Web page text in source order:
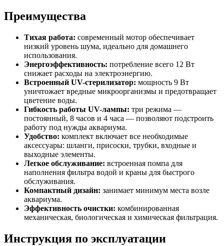
Преимущества
Тихая работа: современный мотор обеспечивает
низкий уровень шума, идеально для домашнего
использования.
Энергоэффективность: потребление всего 12 Вт
снижает расходы на электроэнергию.
Встроенный UV-стерилизатор: мощность 9 Вт
уничтожает вредные микроорганизмы и предотвращает
цветение воды.
Гибкость работы UV-лампы: три режима —
постоянный, 8 часов и 4 часа — позволяют подстроить
работу под нужды аквариума.
Удобство: комплект включает все необходимые
аксессуары: шланги, присоски, трубки, входные и
выходные элементы.
Легкое обслуживание: встроенная помпа для
наполнения фильтра водой и краны для быстрого
обслуживания.
Компактный дизайн: занимает минимум места возле
аквариума.
Эффективность очистки: комбинированная
механическая, биологическая и химическая фильтрация.
Инструкция по эксплуатации